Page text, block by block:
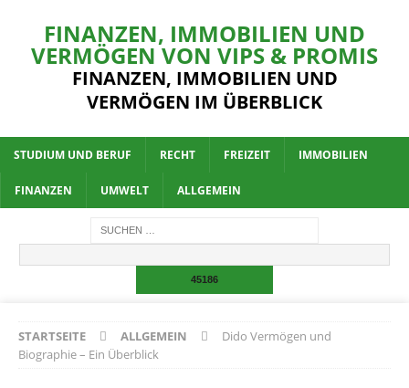
FINANZEN, IMMOBILIEN UND
VERMÖGEN VON VIPS & PROMIS
FINANZEN, IMMOBILIEN UND
VERMÖGEN IM ÜBERBLICK
STUDIUM UND BERUF RECHT FREIZEIT IMMOBILIEN
FINANZEN UMWELT ALLGEMEIN
STARTSEITE ALLGEMEIN
Dido Vermögen und
Biographie – Ein Überblick